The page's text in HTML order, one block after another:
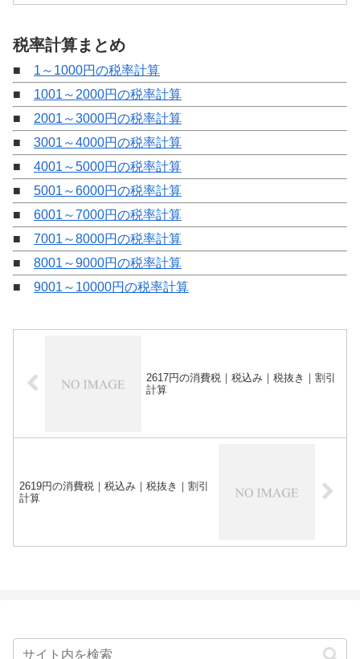
税率計算まとめ
■ 1～1000円の税率計算
■ 1001～2000円の税率計算
■ 2001～3000円の税率計算
■ 3001～4000円の税率計算
■ 4001～5000円の税率計算
■ 5001～6000円の税率計算
■ 6001～7000円の税率計算
■ 7001～8000円の税率計算
■ 8001～9000円の税率計算
■ 9001～10000円の税率計算
2617円の消費税｜税込み｜税抜き｜割引
計算
2619円の消費税｜税込み｜税抜き｜割引
計算